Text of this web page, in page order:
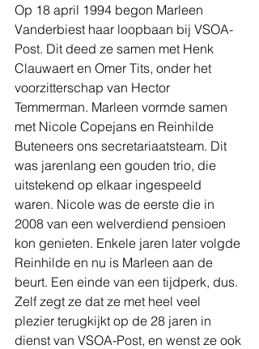
Op 18 april 1994 begon Marleen
Vanderbiest haar loopbaan bij VSOA-
Post. Dit deed ze samen met Henk
Clauwaert en Omer Tits, onder het
voorzitterschap van Hector
Temmerman. Marleen vormde samen
met Nicole Copejans en Reinhilde
Buteneers ons secretariaatsteam. Dit
was jarenlang een gouden trio, die
uitstekend op elkaar ingespeeld
waren. Nicole was de eerste die in
2008 van een welverdiend pensioen
kon genieten. Enkele jaren later volgde
Reinhilde en nu is Marleen aan de
beurt. Een einde van een tijdperk, dus.
Zelf zegt ze dat ze met heel veel
plezier terugkijkt op de 28 jaren in
dienst van VSOA-Post, en wenst ze ook